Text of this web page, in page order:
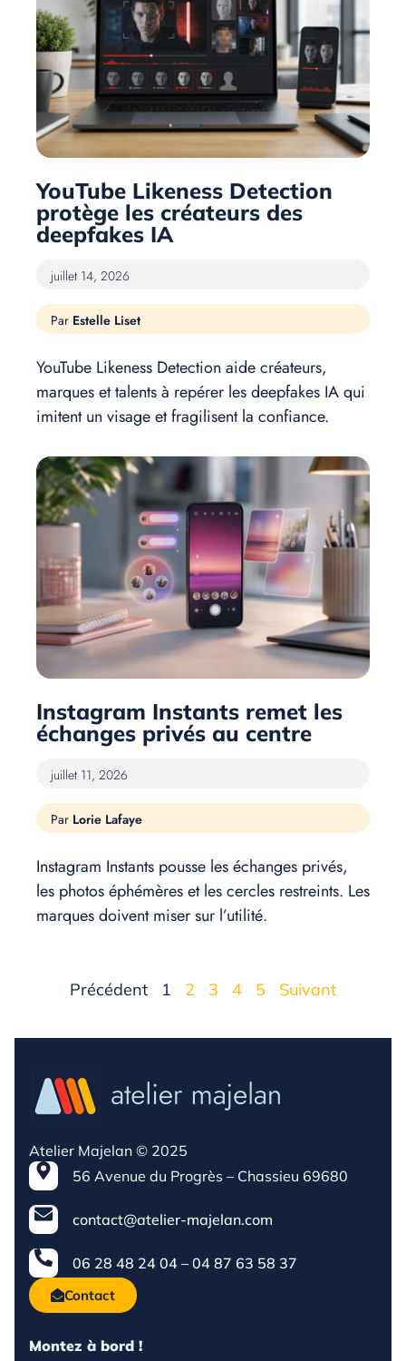
YouTube Likeness Detection
protège les créateurs des
deepfakes IA
juillet 14, 2026
Estelle Liset
YouTube Likeness Detection aide créateurs,
marques et talents à repérer les deepfakes IA qui
imitent un visage et fragilisent la confiance.
Instagram Instants remet les
échanges privés au centre
juillet 11, 2026
Lorie Lafaye
Instagram Instants pousse les échanges privés,
les photos éphémères et les cercles restreints. Les
marques doivent miser sur l’utilité.
Précédent 1 2 3 4 5 Suivant
Atelier Majelan © 2025
56 Avenue du Progrès – Chassieu 69680
contact@atelier-majelan.com
06 28 48 24 04 – 04 87 63 58 37
Contact
Montez à bord !